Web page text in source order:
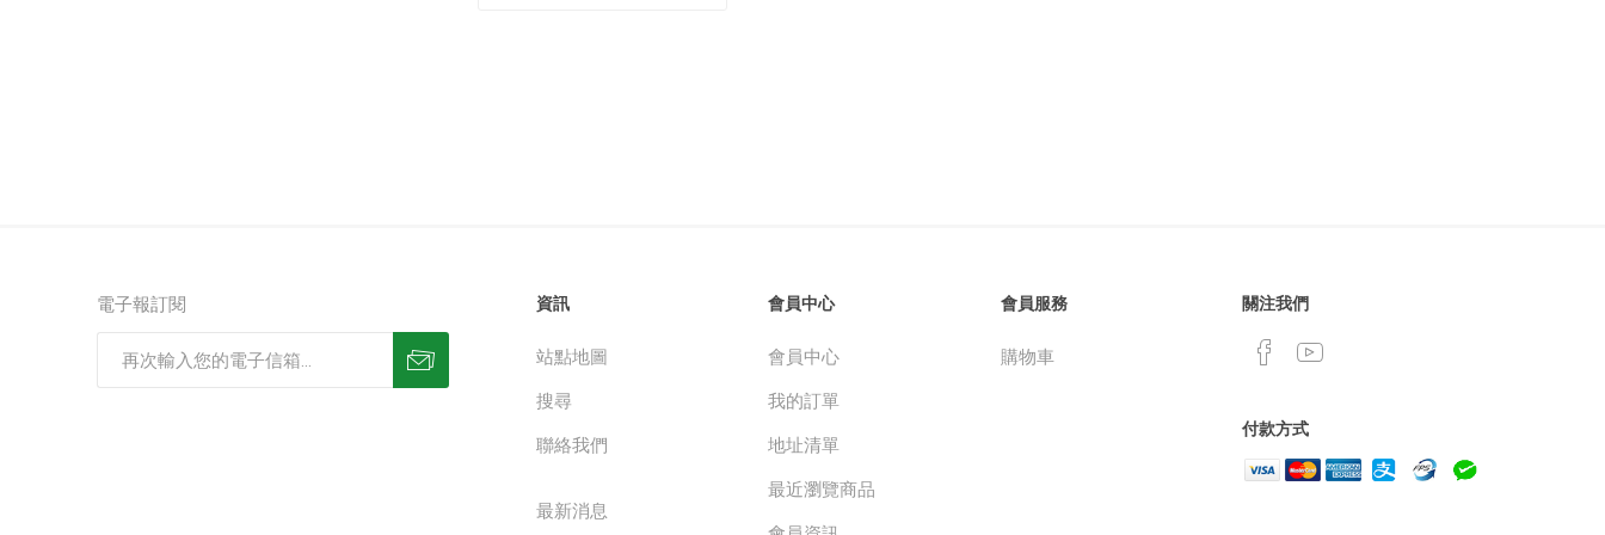
電子報訂閱 資訊
站點地圖
搜尋
聯絡我們
最新消息
會員中心
會員中心
我的訂單
地址清單
最近瀏覽商品
會員服務
購物車
關注我們
付款方式